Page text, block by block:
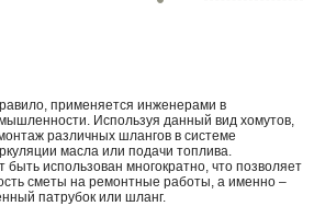
применяется инженерами в
Используя данный вид хомутов,
различных шлангов в системе
масла или подачи топлива.
использован многократно, что позволяет
сметы на ремонтные работы, а именно –
патрубок или шланг.